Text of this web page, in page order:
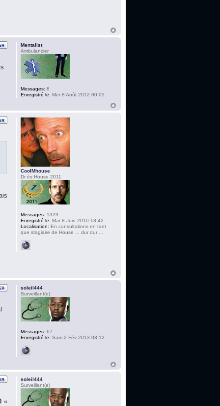
Mentalist
Ambulancier
Messages: 8
Enregistré le: Mer 8 Août 2012 00:05
CoolMhouse
Dr ès House 2011
Messages: 1329
Enregistré le: Mar 8 Juin 2010 18:42
Localisation: En consultations en tant
que stagiaire de House ... dur dur ...
soleil444
Surveillant(e)
Messages: 67
Enregistré le: Sam 2 Fév 2013 03:12
«
soleil444
Surveillant(e)